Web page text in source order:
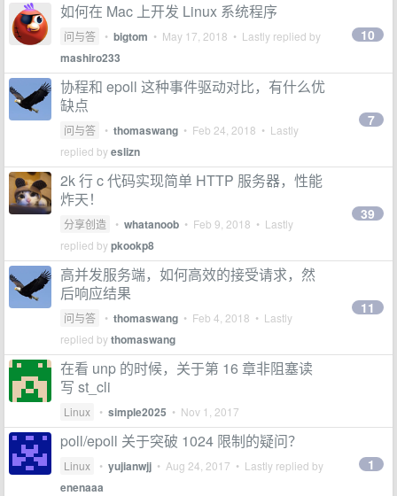
如何在 Mac 上开发 Linux 系统程序
问与答 • bigtom • May 17, 2018 • Lastly replied by
mashiro233
10
协程和 epoll 这种事件驱动对比，有什么优
缺点
问与答 • thomaswang • Feb 24, 2018 • Lastly
replied byeslizn
7
2k 行 c 代码实现简单 HTTP 服务器，性能
炸天！
分享创造 • whatanoob • Feb 9, 2018 • Lastly
replied bypkookp8
39
高并发服务端，如何高效的接受请求，然
后响应结果
问与答 • thomaswang • Feb 4, 2018 • Lastly
replied bythomaswang
11
在看 unp 的时候，关于第 16 章非阻塞读
写 st_cli
Linux • simple2025 • Nov 1, 2017
poll/epoll 关于突破 1024 限制的疑问？
Linux • yujianwjj • Aug 24, 2017 • Lastly replied by
enenaaa
1